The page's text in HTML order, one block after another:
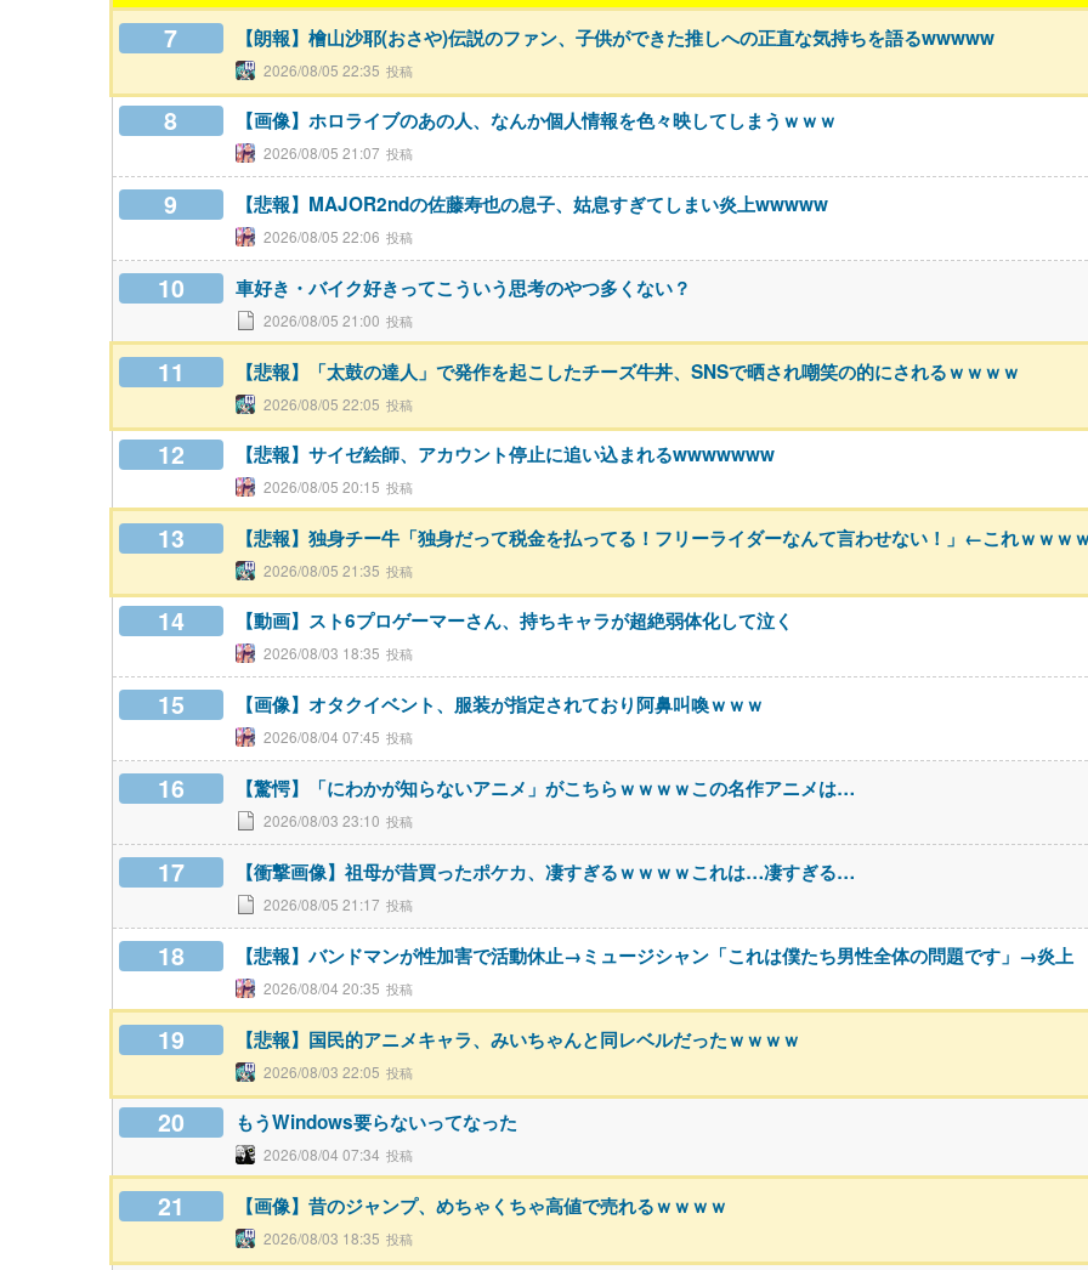
7 【朗報】檜山沙耶(おさや)伝説のファン、子供ができた推しへの正直な気持ちを語るwwwww
2026/08/05 22:35
8 【画像】ホロライブのあの人、なんか個人情報を色々映してしまうｗｗｗ
2026/08/05 21:07
9 【悲報】MAJOR2ndの佐藤寿也の息子、姑息すぎてしまい炎上wwwww
2026/08/05 22:06
10 車好き・バイク好きってこういう思考のやつ多くない？
2026/08/05 21:00
11 【悲報】「太鼓の達人」で発作を起こしたチーズ牛丼、SNSで晒され嘲笑の的にされるｗｗｗｗ
2026/08/05 22:05
12 【悲報】サイゼ絵師、アカウント停止に追い込まれるwwwwwww
2026/08/05 20:15
13 【悲報】独身チー牛「独身だって税金を払ってる！フリーライダーなんて言わせない！」←これｗｗｗ
2026/08/05 21:35
14 【動画】スト6プロゲーマーさん、持ちキャラが超絶弱体化して泣く
2026/08/03 18:35
15 【画像】オタクイベント、服装が指定されており阿鼻叫喚ｗｗｗ
2026/08/04 07:45
16 【驚愕】「にわかが知らないアニメ」がこちらｗｗｗｗこの名作アニメは…
2026/08/03 23:10
17 【衝撃画像】祖母が昔買ったポケカ、凄すぎるｗｗｗｗこれは…凄すぎる…
2026/08/05 21:17
18 【悲報】バンドマンが性加害で活動休止→ミュージシャン「これは僕たち男性全体の問題です」→炎上
2026/08/04 20:35
19 【悲報】国民的アニメキャラ、みいちゃんと同レベルだったｗｗｗｗ
2026/08/03 22:05
20 もうWindows要らないってなった
2026/08/04 07:34
21 【画像】昔のジャンプ、めちゃくちゃ高値で売れるｗｗｗｗ
2026/08/03 18:35